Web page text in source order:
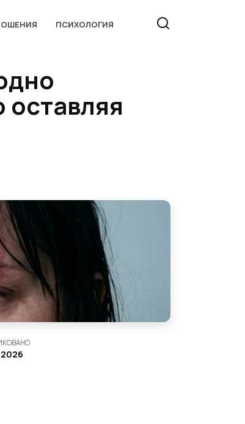
ПСИХОЛОГИЯ
оставляя